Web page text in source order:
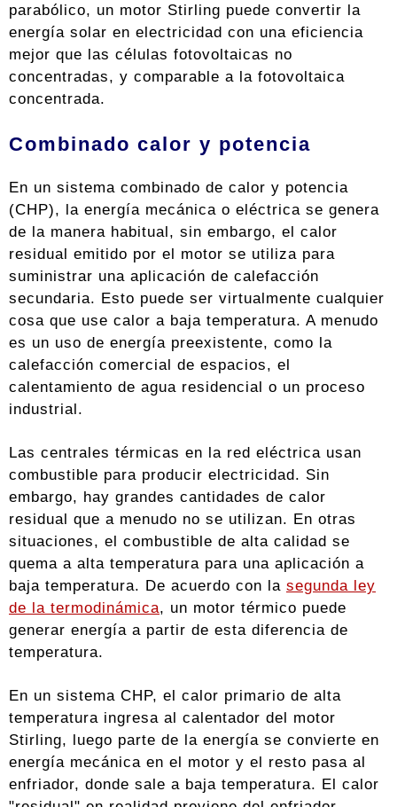
parabólico, un motor Stirling puede convertir la
energía solar en electricidad con una eficiencia
mejor que las células fotovoltaicas no
concentradas, y comparable a la fotovoltaica
concentrada.
Combinado calor y potencia
En un sistema combinado de calor y potencia
(CHP), la energía mecánica o eléctrica se genera
de la manera habitual, sin embargo, el calor
residual emitido por el motor se utiliza para
suministrar una aplicación de calefacción
secundaria. Esto puede ser virtualmente cualquier
cosa que use calor a baja temperatura. A menudo
es un uso de energía preexistente, como la
calefacción comercial de espacios, el
calentamiento de agua residencial o un proceso
industrial.
Las centrales térmicas en la red eléctrica usan
combustible para producir electricidad. Sin
embargo, hay grandes cantidades de calor
residual que a menudo no se utilizan. En otras
situaciones, el combustible de alta calidad se
quema a alta temperatura para una aplicación a
baja temperatura. De acuerdo con la segunda ley
de la termodinámica, un motor térmico puede
generar energía a partir de esta diferencia de
temperatura.
En un sistema CHP, el calor primario de alta
temperatura ingresa al calentador del motor
Stirling, luego parte de la energía se convierte en
energía mecánica en el motor y el resto pasa al
enfriador, donde sale a baja temperatura. El calor